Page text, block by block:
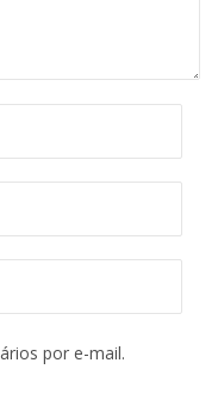
por e-mail.